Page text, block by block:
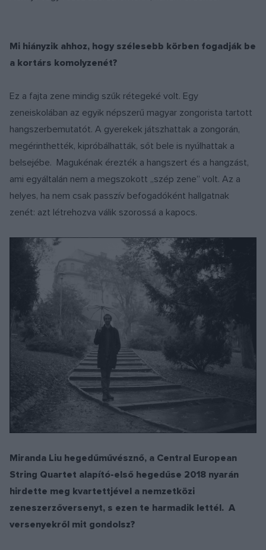
Mi hiányzik ahhoz, hogy szélesebb körben fogadják be
a kortárs komolyzenét?
Ez a fajta zene mindig szűk rétegeké volt. Egy
zeneiskolában az egyik népszerű magyar zongorista tartott
hangszerbemutatót. A gyerekek játszhattak a zongorán,
megérinthették, kipróbálhatták, sőt bele is nyúlhattak a
belsejébe. Magukénak érezték a hangszert és a hangzást,
ami egyáltalán nem a megszokott „szép zene” volt. Az a
helyes, ha nem csak passzív befogadóként hallgatnak
zenét: azt létrehozva válik szorossá a kapocs.
Miranda Liu hegedűművésznő, a Central European
String Quartet alapító-első hegedűse 2018 nyarán
hirdette meg kvartettjével a nemzetközi
zeneszerzőversenyt, s ezen te harmadik lettél. A
versenyekről mit gondolsz?